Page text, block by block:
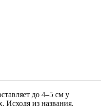
до 4–5 см у
Исходя из названия,